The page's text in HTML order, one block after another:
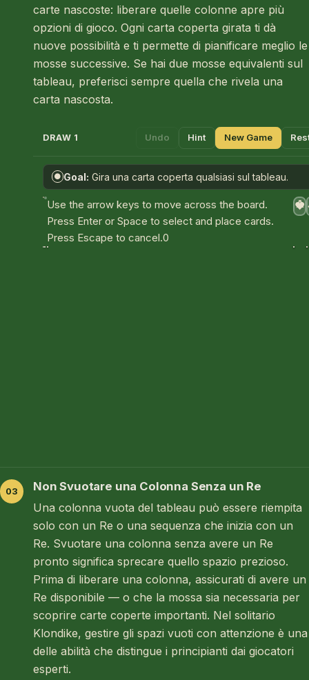
carte nascoste: liberare quelle colonne apre più
opzioni di gioco. Ogni carta coperta girata ti dà
nuove possibilità e ti permette di pianificare meglio le
mosse successive. Se hai due mosse equivalenti sul
tableau, preferisci sempre quella che rivela una
carta nascosta.
DRAW 1 Undo Hint New Game
● Goal: Gira una carta coperta qualsiasi sul tableau.
Use the arrow keys to move across the board.
Press Enter or Space to select and place cards.
Press Escape to cancel.0
A
♥
Non Svuotare una Colonna Senza un Re
Una colonna vuota del tableau può essere riempita
solo con un Re o una sequenza che inizia con un
Re. Svuotare una colonna senza avere un Re
pronto significa sprecare quello spazio prezioso.
Prima di liberare una colonna, assicurati di avere un
Re disponibile — o che la mossa sia necessaria per
scoprire carte coperte importanti. Nel solitario
Klondike, gestire gli spazi vuoti con attenzione è una
delle abilità che distingue i principianti dai giocatori
esperti.